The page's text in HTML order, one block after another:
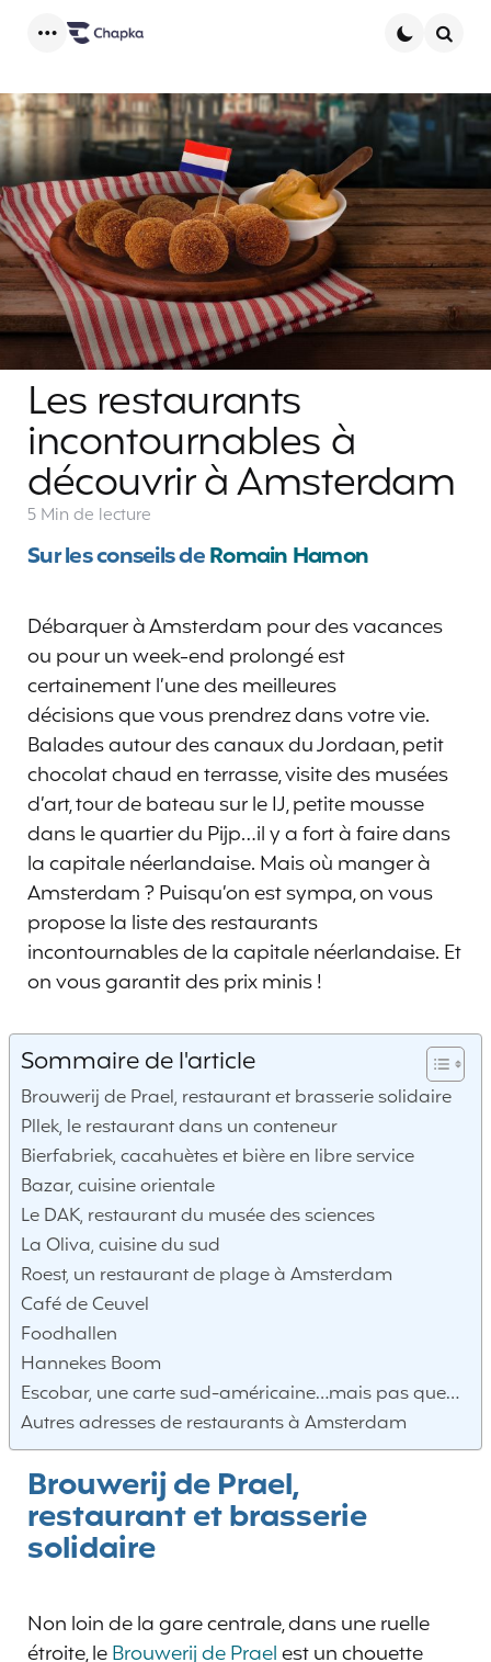
Les restaurants
incontournables à
découvrir à Amsterdam
5 Min de lecture
Sur les conseils deRomain Hamon
Débarquer à Amsterdam pour des vacances
ou pour un week-end prolongé est
certainement l’une des meilleures
décisions que vous prendrez dans votre vie.
Balades autour des canaux du Jordaan, petit
chocolat chaud en terrasse, visite des musées
d’art, tour de bateau sur le IJ, petite mousse
dans le quartier du Pijp…il y a fort à faire dans
la capitale néerlandaise. Mais où manger à
Amsterdam ? Puisqu’on est sympa, on vous
propose la liste des restaurants
incontournables de la capitale néerlandaise. Et
on vous garantit des prix minis !
Sommaire de l'article
Brouwerij de Prael, restaurant et brasserie solidaire
Pllek, le restaurant dans un conteneur
Bierfabriek, cacahuètes et bière en libre service
Bazar, cuisine orientale
Le DAK, restaurant du musée des sciences
La Oliva, cuisine du sud
Roest, un restaurant de plage à Amsterdam
Café de Ceuvel
Foodhallen
Hannekes Boom
Escobar, une carte sud-américaine…mais pas que…
Autres adresses de restaurants à Amsterdam
Brouwerij de Prael,
restaurant et brasserie
solidaire
Non loin de la gare centrale, dans une ruelle
étroite, leBrouwerij de Praelest un chouette